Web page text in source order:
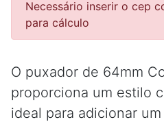
Necessário inserir o cep
para cálculo
O puxador de 64mm
proporciona um estilo
ideal para adicionar